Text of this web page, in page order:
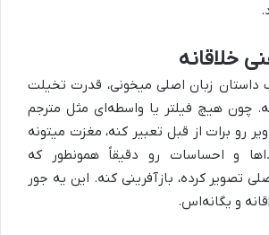
خلاقانه
داستان زبان اصلی میخونی، قدرت تخیلت
چون هیچ فیلتر یا واسطه‌ای مثل مترجم
رو برات از قبل تعبیر کنه، مغزت میتونه
و احساسات رو دقیقاً همونطور که
تصویر کرده، بازآفرینی کنه. این یه جور
و یگانه‌اس.